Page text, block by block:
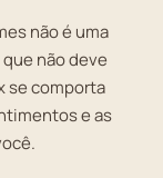
não é uma
não deve
se comporta
e as